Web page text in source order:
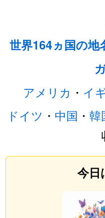
世界164ヵ国の地
アメリカ ・ イ
ドイツ ・ 中国 ・ 韓
今日